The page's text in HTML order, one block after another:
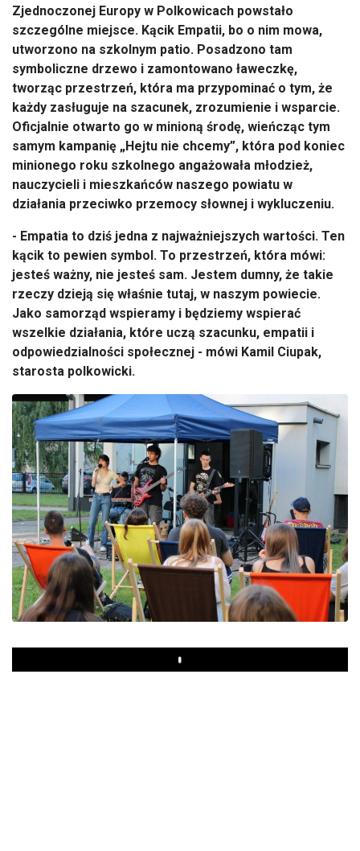
Zjednoczonej Europy w Polkowicach powstało
szczególne miejsce. Kącik Empatii, bo o nim mowa,
utworzono na szkolnym patio. Posadzono tam
symboliczne drzewo i zamontowano ławeczkę,
tworząc przestrzeń, która ma przypominać o tym, że
każdy zasługuje na szacunek, zrozumienie i wsparcie.
Oficjalnie otwarto go w minioną środę, wieńcząc tym
samym kampanię „Hejtu nie chcemy”, która pod koniec
minionego roku szkolnego angażowała młodzież,
nauczycieli i mieszkańców naszego powiatu w
działania przeciwko przemocy słownej i wykluczeniu.
- Empatia to dziś jedna z najważniejszych wartości. Ten
kącik to pewien symbol. To przestrzeń, która mówi:
jesteś ważny, nie jesteś sam. Jestem dumny, że takie
rzeczy dzieją się właśnie tutaj, w naszym powiecie.
Jako samorząd wspieramy i będziemy wspierać
wszelkie działania, które uczą szacunku, empatii i
odpowiedzialności społecznej - mówi Kamil Ciupak,
starosta polkowicki.
Play